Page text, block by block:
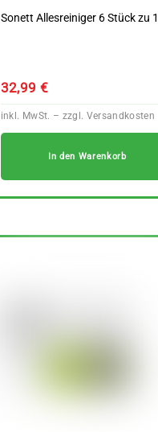
Sonett Allesreiniger 6 Stück zu 1 l
32,99 €
In den Warenkorb